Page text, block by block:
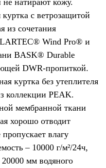
с ветрозащитой
из сочетания
® Wind Pro® и
BASK® Durable
DWR-пропиткой.
куртка без утеплителя
коллекции PEAK.
мембранной ткани
хорошо отводит
влагу
– 10000 г/м²/24ч,
мм водяного